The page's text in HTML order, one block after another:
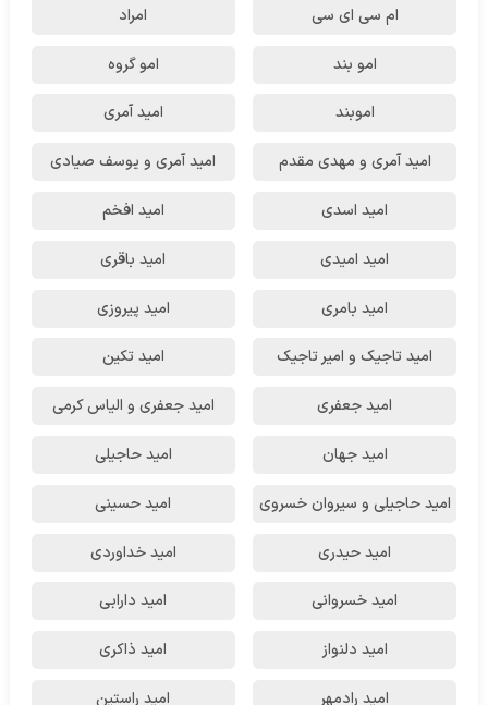
ام سی ای سی امراد
امو بند امو گروه
اموبند امید آمری
امید آمری و مهدی مقدم امید آمری و یوسف صیادی
امید اسدی امید افخم
امید امیدی امید باقری
امید بامری امید پیروزی
امید تاجیک و امیر تاجیک امید تکین
امید جعفری امید جعفری و الیاس کرمی
امید جهان امید حاجیلی
امید حاجیلی و سیروان خسروی امید حسینی
امید حیدری امید خداوردی
امید خسروانی امید دارابی
امید دلنواز امید ذاکری
امید رادمهر امید راستین